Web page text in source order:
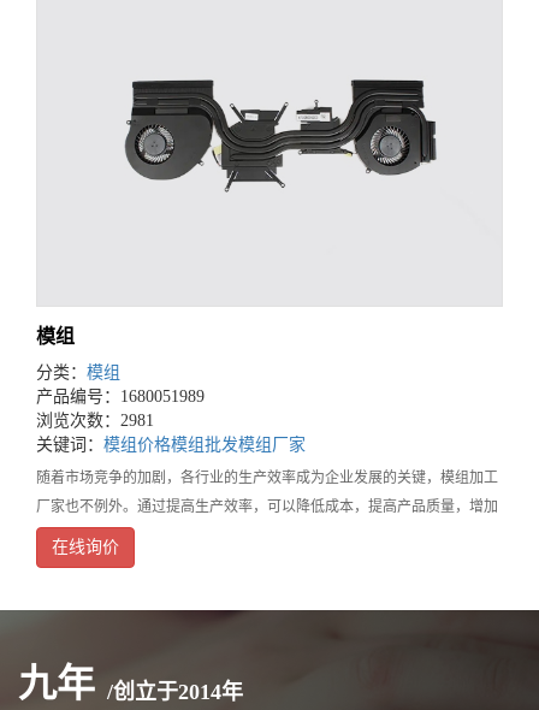
模组
分类： 模组
产品编号：1680051989
浏览次数：2981
关键词： 模组价格模组批发模组厂家
随着市场竞争的加剧，各行业的生产效率成为企业发展的关键，模组加工
厂家也不例外。通过提高生产效率，可以降低成本，提高产品质量，增加
利润以及客户满意度。因此，如何提高模组加工厂家的生产效率，是一个
重要的问题。首先，模组加工厂家可以通过引进先进的
在线询价
九年 /创立于2014年